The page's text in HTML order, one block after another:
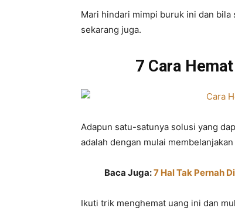
Mari hindari mimpi buruk ini dan
sekarang juga.
7 Cara
Adapun satu-satunya solusi yang
adalah dengan mulai
Baca Juga:7 Hal Tak Pernah
Ikuti trik menghemat uang ini dan